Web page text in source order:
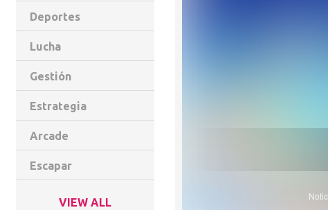
Deportes
Lucha
Gestión
Estrategia
Arcade
Escapar
VIEW ALL